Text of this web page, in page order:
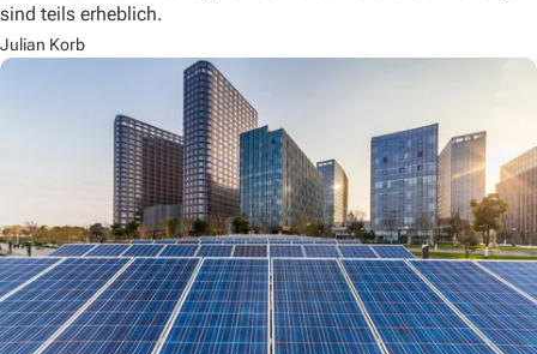
sind teils erheblich.
Julian Korb